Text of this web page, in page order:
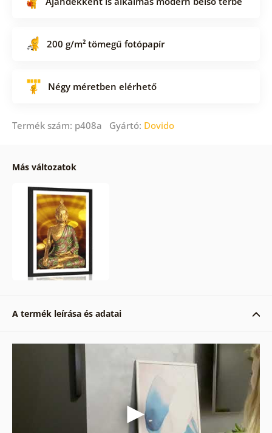
200 g/m² tömegű fotópapír
Négy méretben elérhető
Termék szám: p408a Gyártó: Dovido
Más változatok
A termék leírása és adatai